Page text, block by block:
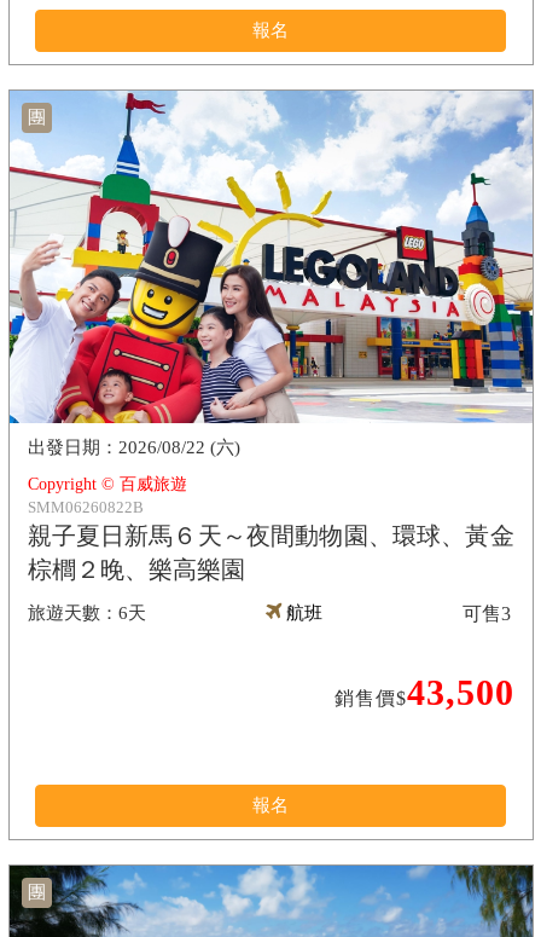
報名
團
Copyright © 百威旅遊
SMM06260822B
親子夏日新馬６天～夜間動物園、環球、黃金
棕櫚２晚、樂高樂園
6天
2026/08/22 (六)
航班
銷售價$43,500
可售3
報名
團